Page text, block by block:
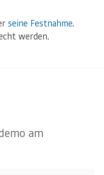
seine Festnahme.
werden.
am